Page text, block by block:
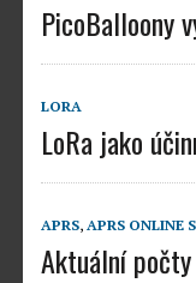
PicoBalloony
LORA
LoRa jako
APRS, APRS ONLINE
Aktuální